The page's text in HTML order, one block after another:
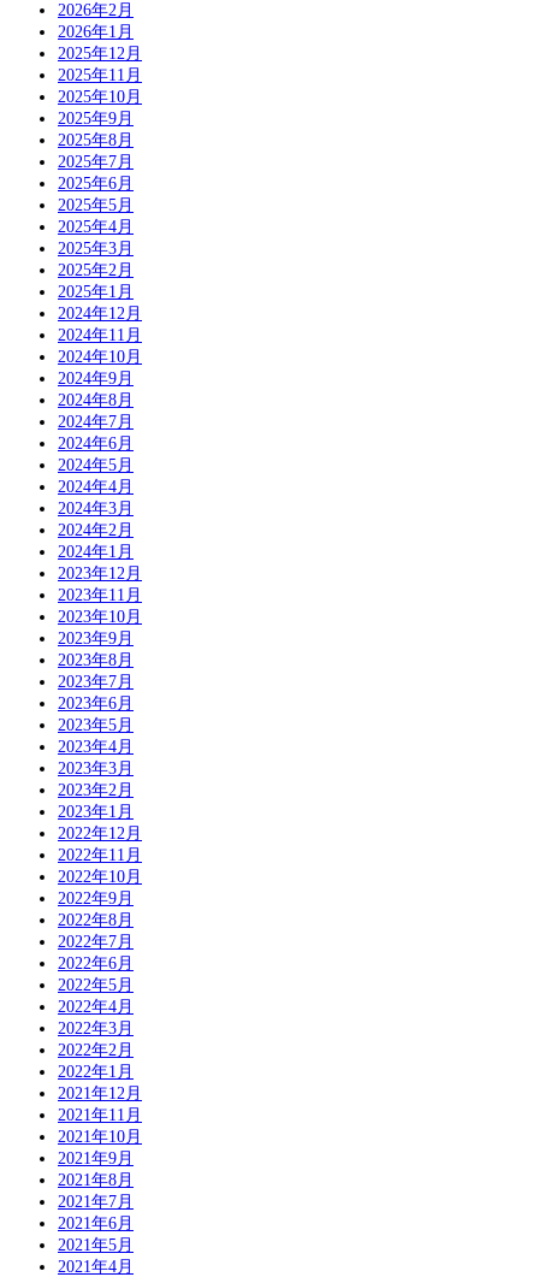
2026年2月
2026年1月
2025年12月
2025年11月
2025年10月
2025年9月
2025年8月
2025年7月
2025年6月
2025年5月
2025年4月
2025年3月
2025年2月
2025年1月
2024年12月
2024年11月
2024年10月
2024年9月
2024年8月
2024年7月
2024年6月
2024年5月
2024年4月
2024年3月
2024年2月
2024年1月
2023年12月
2023年11月
2023年10月
2023年9月
2023年8月
2023年7月
2023年6月
2023年5月
2023年4月
2023年3月
2023年2月
2023年1月
2022年12月
2022年11月
2022年10月
2022年9月
2022年8月
2022年7月
2022年6月
2022年5月
2022年4月
2022年3月
2022年2月
2022年1月
2021年12月
2021年11月
2021年10月
2021年9月
2021年8月
2021年7月
2021年6月
2021年5月
2021年4月